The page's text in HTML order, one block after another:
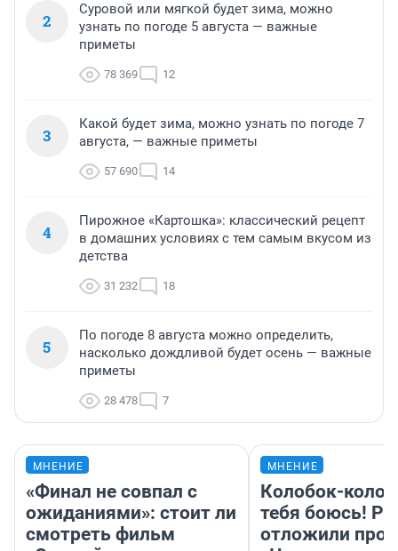
2
Суровой или мягкой будет зима, можно
узнать по погоде 5 августа — важные
приметы
78 369 12
3
Какой будет зима, можно узнать по погоде 7
августа, — важные приметы
57 690 14
4
Пирожное «Картошка»: классический рецепт
в домашних условиях с тем самым вкусом из
детства
31 232 18
5
По погоде 8 августа можно определить,
насколько дождливой будет осень — важные
приметы
28 478 7
МНЕНИЕ
«Финал не совпал с
ожиданиями»: стоит ли
смотреть фильм
МНЕНИЕ
Колобок-
тебя боюсь!
отложили